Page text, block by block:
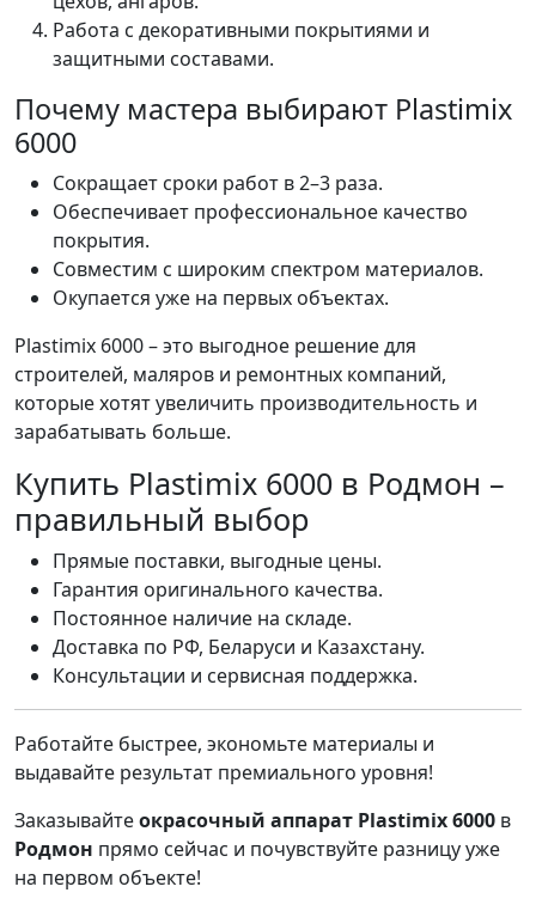
Работа с декоративными покрытиями и
защитными составами.
Почему мастера выбирают Plastimix
6000
Сокращает сроки работ в 2–3 раза.
Обеспечивает профессиональное качество
покрытия.
Совместим с широким спектром материалов.
Окупается уже на первых объектах.
Plastimix 6000 – это выгодное решение для
строителей, маляров и ремонтных компаний,
которые хотят увеличить производительность и
зарабатывать больше.
Купить Plastimix 6000 в Родмон –
правильный выбор
Прямые поставки, выгодные цены.
Гарантия оригинального качества.
Постоянное наличие на складе.
Доставка по РФ, Беларуси и Казахстану.
Консультации и сервисная поддержка.
Работайте быстрее, экономьте материалы и
выдавайте результат премиального уровня!
Заказывайтеокрасочный аппарат Plastimix 6000 в
Родмон прямо сейчас и почувствуйте разницу уже
на первом объекте!